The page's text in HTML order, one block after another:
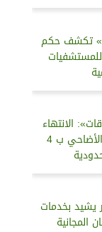
تكشف حكم
للمستشفيات
الانتهاء
من توصيل لحوم الأضاحي ب 4
يشيد بخدمات
المجانية